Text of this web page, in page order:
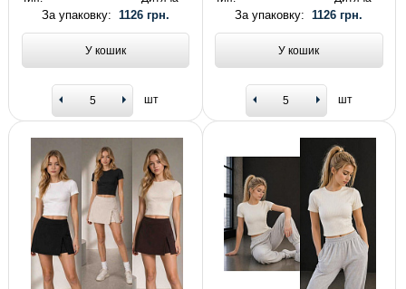
За упаковку: 1126 грн.
У кошик
шт
За упаковку:1126 грн.
У кошик
шт